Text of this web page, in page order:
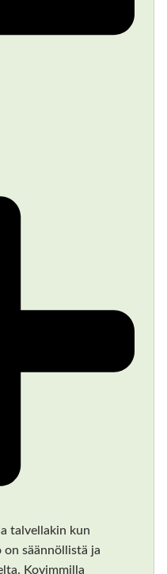
talvellakin kun
säännöllistä ja
Kovimmilla